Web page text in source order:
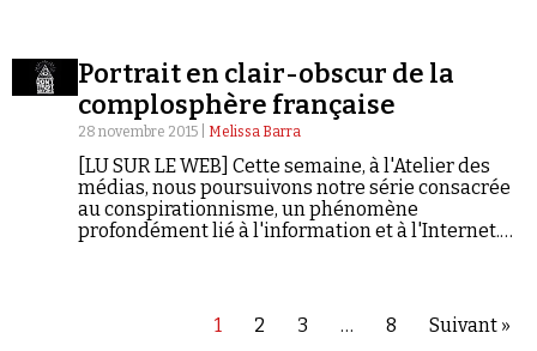
Portrait en clair-obscur de la
complosphère française
28 novembre 2015 | Melissa Barra
[LU SUR LE WEB] Cette semaine, à l'Atelier des
médias, nous poursuivons notre série consacrée
au conspirationnisme, un phénomène
profondément lié à l'information et à l'Internet.
qu'entretiennent les médias traditionnels avec ce
qu’on appelle la complosphère.
1 2 3 … 8 Suivant »